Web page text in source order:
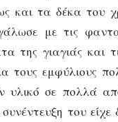
και τα δέκα του
με τις
της γιαγιάς και
τους εμφύλιους
υλικό σε πολλά
του είχε